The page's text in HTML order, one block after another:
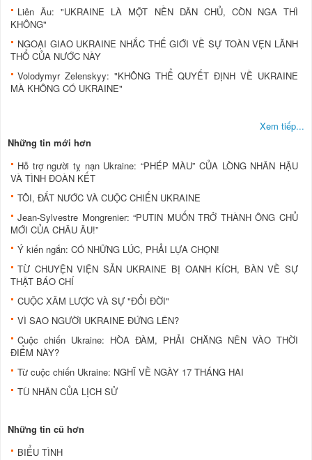
Liên Âu: "UKRAINE LÀ MỘT NỀN DÂN CHỦ, CÒN NGA THÌ
KHÔNG"
NGOẠI GIAO UKRAINE NHẮC THẾ GIỚI VỀ SỰ TOÀN VẸN LÃNH
THỔ CỦA NƯỚC NÀY
Volodymyr Zelenskyy: "KHÔNG THỂ QUYẾT ĐỊNH VỀ UKRAINE
MÀ KHÔNG CÓ UKRAINE"
Xem tiếp...
Những tin mới hơn
Hỗ trợ người tỵ nạn Ukraine: “PHÉP MÀU” CỦA LÒNG NHÂN HẬU
VÀ TÌNH ĐOÀN KẾT
TÔI, ĐẤT NƯỚC VÀ CUỘC CHIẾN UKRAINE
Jean-Sylvestre Mongrenier: “PUTIN MUỐN TRỞ THÀNH ÔNG CHỦ
MỚI CỦA CHÂU ÂU!”
Ý kiến ngắn: CÓ NHỮNG LÚC, PHẢI LỰA CHỌN!
TỪ CHUYỆN VIỆN SẢN UKRAINE BỊ OANH KÍCH, BÀN VỀ SỰ
THẬT BÁO CHÍ
CUỘC XÂM LƯỢC VÀ SỰ "ĐỔI ĐỜI"
VÌ SAO NGƯỜI UKRAINE ĐỨNG LÊN?
Cuộc chiến Ukraine: HÒA ĐÀM, PHẢI CHĂNG NÊN VÀO THỜI
ĐIỂM NÀY?
Từ cuộc chiến Ukraine: NGHĨ VỀ NGÀY 17 THÁNG HAI
TÙ NHÂN CỦA LỊCH SỬ
Những tin cũ hơn
BIỂU TÌNH